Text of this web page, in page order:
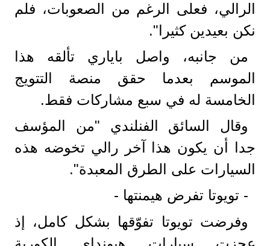
الرالي، فعلى الرغم من الصعوبات، فلم
نكن بعيدين كثيرا".
من جانبه، واصل باياري تألقه هذا
الموسم بعدما حقق منصة التتويج
الخامسة له في سبع مشاركات فقط.
وقال السائق الفنلندي "من المؤسف
جدا أن يكون هذا آخر رالي تخوضه هذه
السيارات على الطرق المعبدة".
- تويوتا تفرض هيمنتها -
وفرضت تويوتا تفوّقها بشكل كامل، إذ